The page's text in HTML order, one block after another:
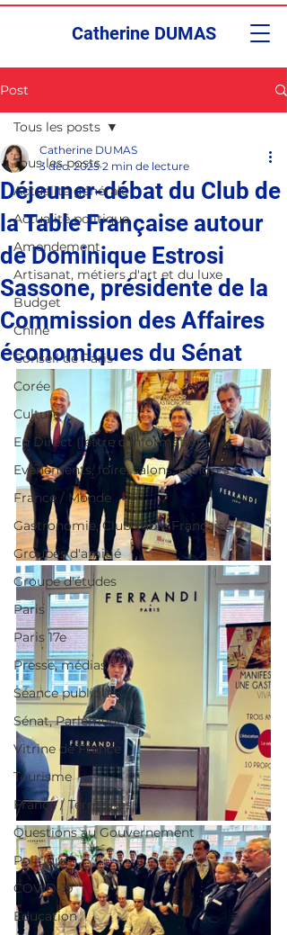
Catherine DUMAS
Post
Tous les posts
Actualité générale
Actualité politique
Amendement
Artisanat, métiers d'art et du luxe
Budget
Chine
Conseil de Paris
Corée
Culture
En Direct (lettre d'information)
Evènements, foire, salons, congrès
France / Monde
Gastronomie, Club Table Française
Groupes d'amitié
Groupe d'études
Paris
Paris 17e
Presse, médias
Séance publique
Sénat, Parlement
Vitrine de France
Tourisme
France / Territoires
Questions au Gouvernement
Politique
COVID-19
Education
Tous les posts
Déjeuner-débat du Club de
la Table Française autour
de Dominique Estrosi
Sassone, présidente de la
Commission des Affaires
économiques du Sénat
Catherine DUMAS
3 déc. 2025 2 min de lecture